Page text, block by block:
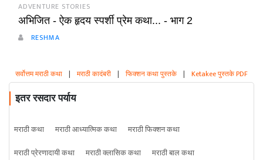
ADVENTURE STORIES
अभिजित - ऐक हृदय स्पर्शी प्रेम कथा... - भाग 2
RESHMA
सर्वोत्तम मराठी कथा | मराठी कादंबरी | फिक्शन कथा पुस्तके | Ketakee पुस्तके PDF
इतर रसदार पर्याय
मराठी कथा मराठी आध्यात्मिक कथा
मराठी फिक्शन कथा
मराठी प्रेरणादायी कथा
मराठी क्लासिक कथा
मराठी बाल कथा